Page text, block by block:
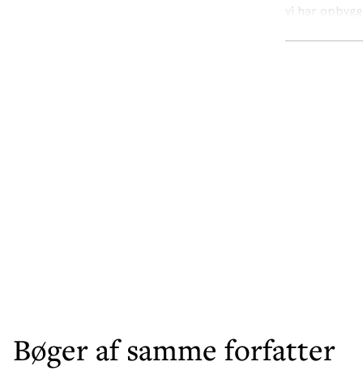
vi har
Gennem
»...et meget
og dunkle
Bøger af samme forfatter